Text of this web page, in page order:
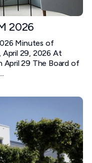
2026
Minutes of
April 29, 2026 At
April 29 The Board of